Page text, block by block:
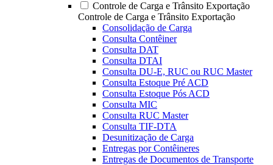
Controle de Carga e Trânsito Exportação
Controle de Carga e Trânsito Exportação
Consolidação de Carga
Consulta Contêiner
Consulta DAT
Consulta DTAI
Consulta DU-E, RUC ou RUC Master
Consulta Estoque Pré ACD
Consulta Estoque Pós ACD
Consulta MIC
Consulta RUC Master
Consulta TIF-DTA
Desunitização de Carga
Entregas por Contêineres
Entregas de Documentos de Transporte